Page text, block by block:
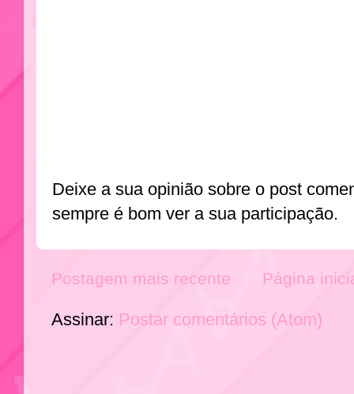
Deixe a sua opinião sobre o post
sempre é bom ver a sua participação.
Postagem mais recente Página
Assinar: Postar comentários (Atom)